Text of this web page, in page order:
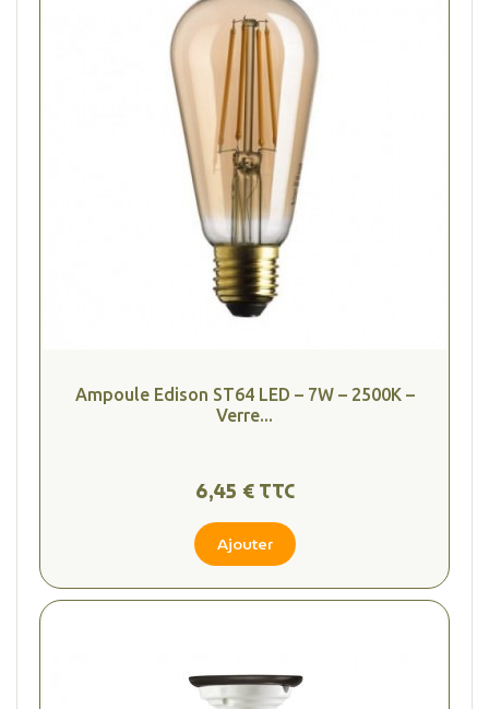
Ampoule Edison ST64 LED – 7W – 2500K –
Verre...
6,45 € TTC
Ajouter